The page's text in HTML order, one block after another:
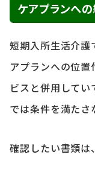
ケアプランへ
短期入所生活介護
アプランへの位
ビスと併用して
では条件を満たさ
確認したい書類は